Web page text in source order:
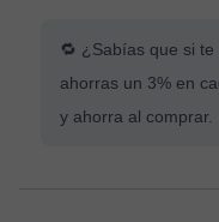
🔁 ¿Sabías que si te
ahorras un 3% en
y ahorra al comprar.